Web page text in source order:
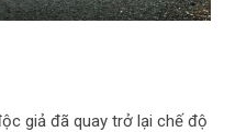
giả đã quay trở lại chế độ